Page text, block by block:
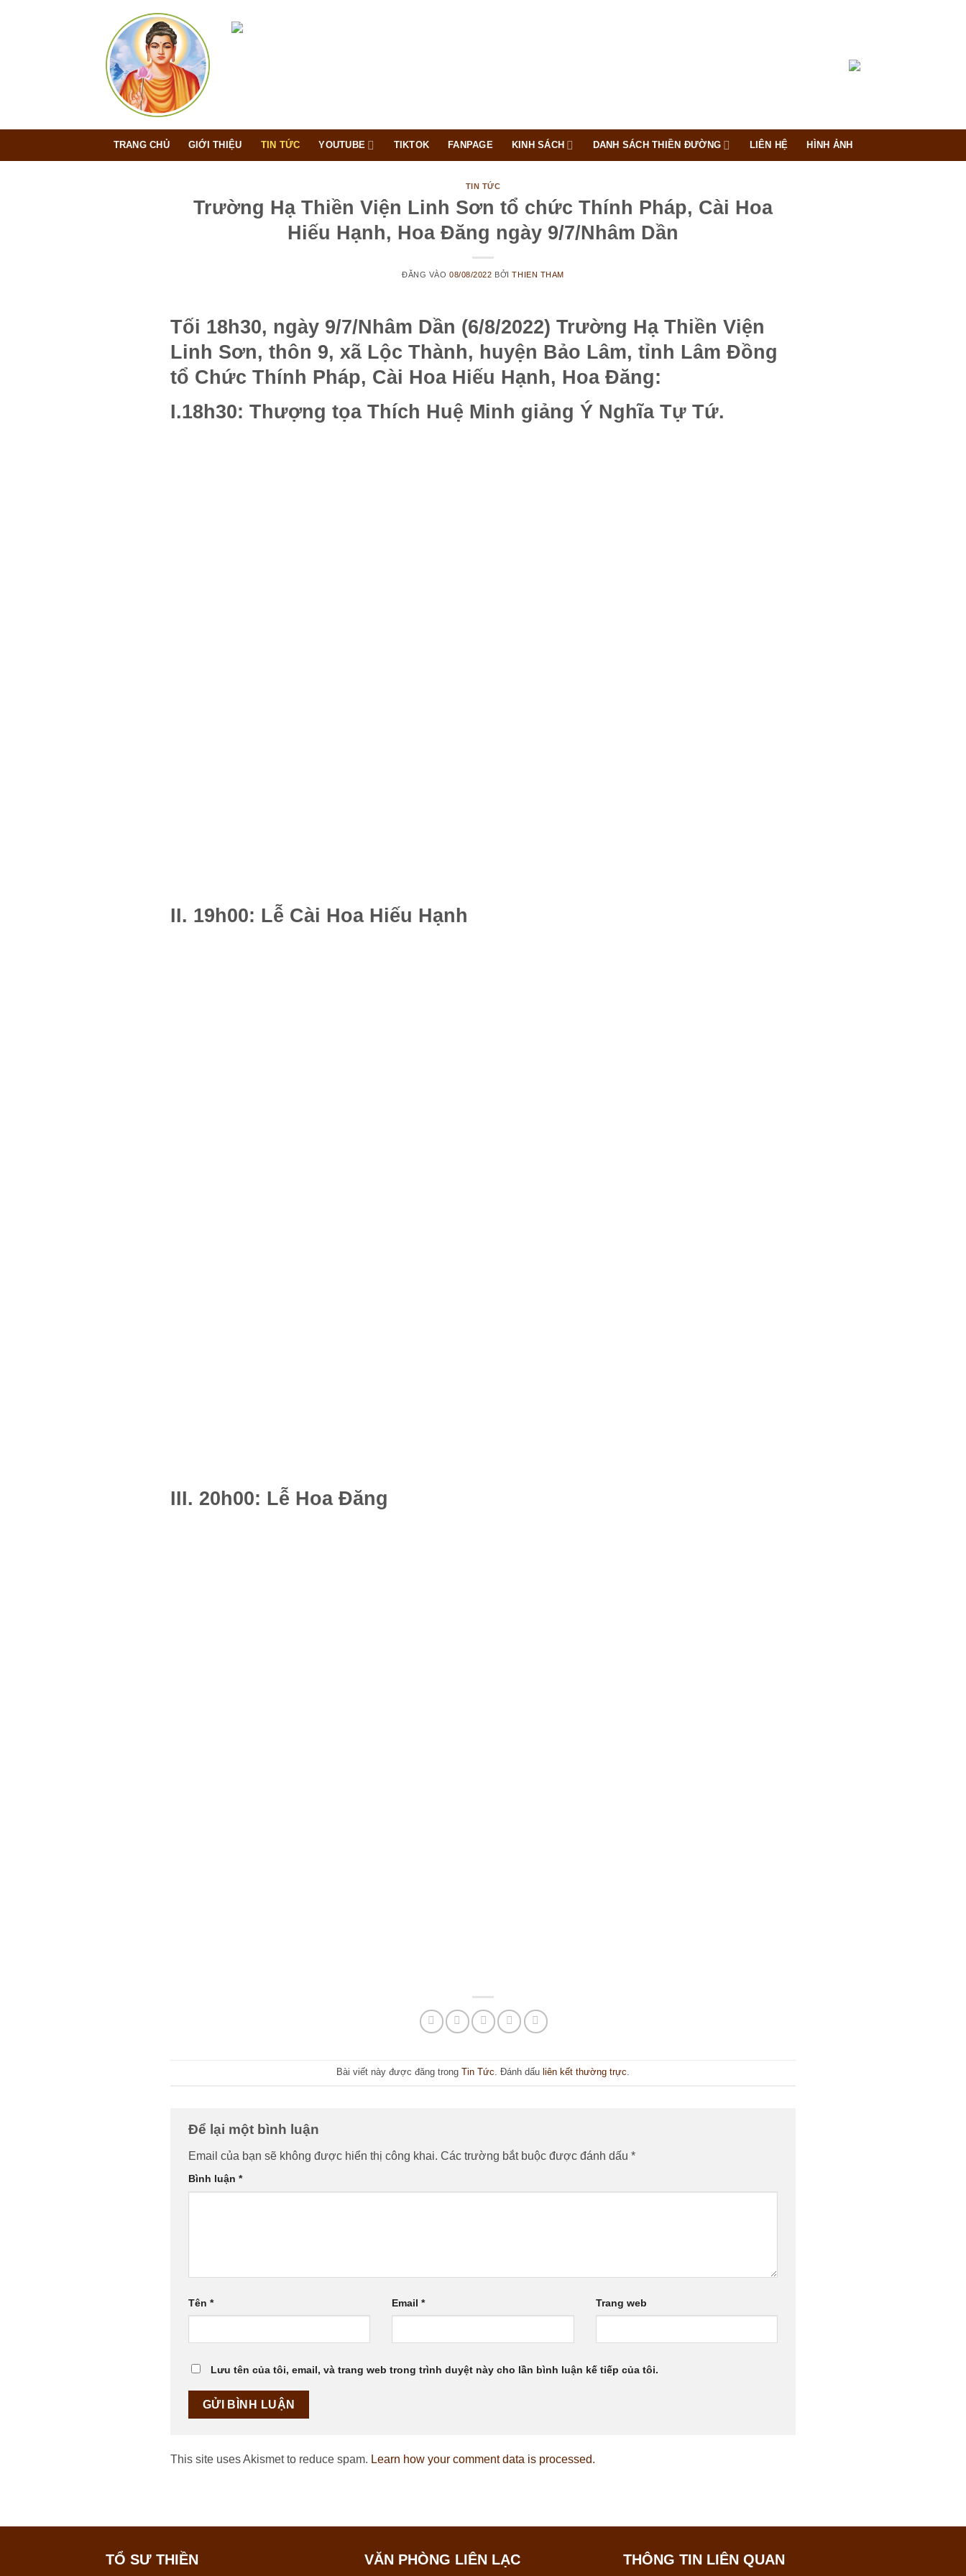
TRANG CHỦ GIỚI THIỆU TIN TỨC YOUTUBE TIKTOK FANPAGE KINH SÁCH DANH SÁCH THIỀN ĐƯỜNG LIÊN HỆ HÌNH ẢNH
TIN TỨC
Trường Hạ Thiền Viện Linh Sơn tổ chức Thính Pháp, Cài Hoa
Hiếu Hạnh, Hoa Đăng ngày 9/7/Nhâm Dần
ĐĂNG VÀO 08/08/2022 BỞITHIEN THAM
Tối 18h30, ngày 9/7/Nhâm Dần (6/8/2022) Trường Hạ Thiền Viện
Linh Sơn, thôn 9, xã Lộc Thành, huyện Bảo Lâm, tỉnh Lâm Đồng
tổ Chức Thính Pháp, Cài Hoa Hiếu Hạnh, Hoa Đăng:
I.18h30: Thượng tọa Thích Huệ Minh giảng Ý Nghĩa Tự Tứ.
II. 19h00: Lễ Cài Hoa Hiếu Hạnh
III. 20h00: Lễ Hoa Đăng
Bài viết này được đăng trong Tin Tức. Đánh dấu liên kết thường trực.
Để lại một bình luận
Email của bạn sẽ không được hiển thị công khai. Các trường bắt buộc được đánh dấu *
Bình luận *
Tên * Email* Trang web
Lưu tên của tôi, email, và trang web trong trình duyệt này cho lần bình luận kế tiếp của tôi.
This site uses Akismet to reduce spam. Learn how your comment data is processed.
TỔ SƯ THIỀN VĂN PHÒNG LIÊN LẠC THÔNG TIN LIÊN QUAN